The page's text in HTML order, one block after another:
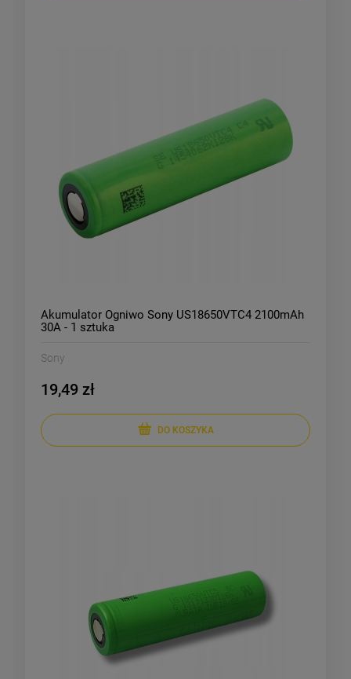
Akumulator Ogniwo Sony US18650VTC4 2100mAh
30A - 1 sztuka
Sony
19,49 zł
DO KOSZYKA